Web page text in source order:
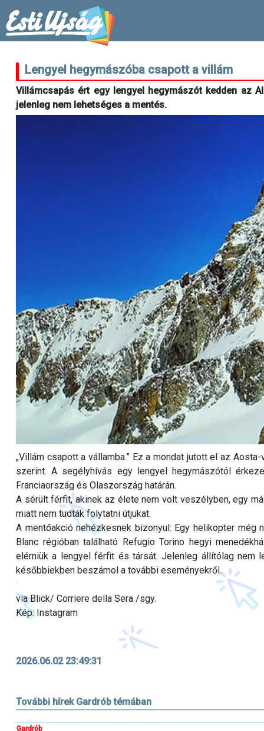
Lengyel hegymászóba csapott a villám
Villámcsapás ért egy lengyel hegymászót kedden az
jelenleg nem lehetséges a mentés.
„Villám csapott a vállamba.” Ez a mondat jutott el az
szerint. A segélyhívás egy lengyel hegymászótól
Franciaország és Olaszország határán.
A sérült férfit, akinek az élete nem volt veszélyben, egy
miatt nem tudták folytatni útjukat.
A mentőakció nehézkesnek bizonyul: Egy helikopter
Blanc régióban található Refugio Torino hegyi
elérniük a lengyel férfit és társát. Jelenleg állítólag nem
későbbiekben beszámol a további eseményekről.
via Blick/ Corriere della Sera /sgy.
Kép: Instagram
2026.06.02 23:49:31
További hírek Gardrób témában
Gardrób